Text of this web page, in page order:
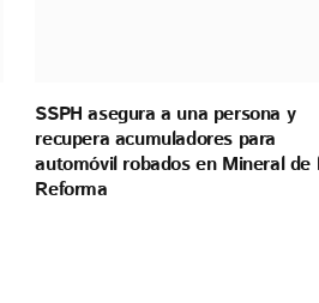
SSPH asegura a una persona y
recupera acumuladores para
automóvil robados en Mineral de
Reforma